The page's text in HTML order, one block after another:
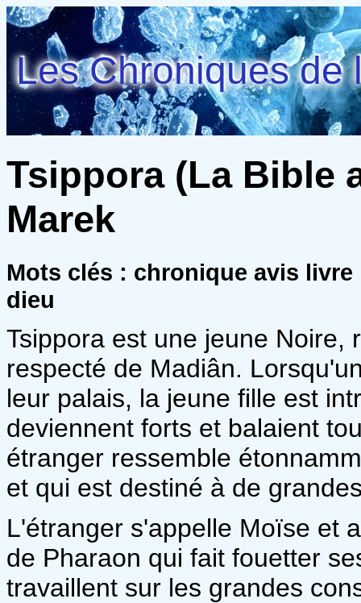
Les Chroniques de
Tsippora (La Bible
Marek
Mots clés : chronique avis
dieu
Tsippora est une jeune Noire,
respecté de Madiân.
leur palais, la jeune fille est
deviennent forts et balaient
étranger ressemble
et qui est destiné à de
L'étranger s'appelle Moïse et
de Pharaon qui fait fouetter
travaillent sur les grandes